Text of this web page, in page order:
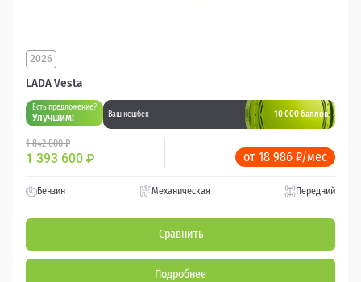
LADA Vesta
2026
Есть предложение?
Улучшим! Ваш кешбек 10 000 баллов
1 842 000 ₽
1 393 600 ₽ от 18 986 ₽/мес
Бензин Механическая Передний
Сравнить
Подробнее